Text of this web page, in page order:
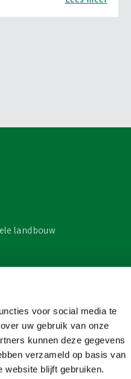
voor social media te
uw gebruik van onze
kunnen deze gegevens
verzameld op basis van
website blijft gebruiken.
landbouw